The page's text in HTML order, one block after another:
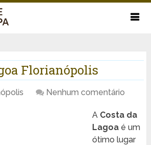
Florianópolis
Nenhum comentário
A Costa da
Lagoaé um
ótimo lugar